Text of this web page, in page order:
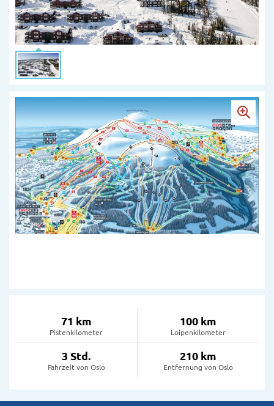
71 km
Pistenkilometer
100 km
Loipenkilometer
3 Std.
Fahrzeit von Oslo
210 km
Entfernung von Oslo